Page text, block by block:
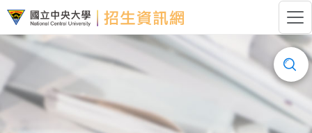
國立中央大學招生資訊網LOGO
搜
尋......